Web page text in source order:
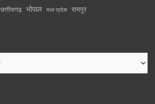
छत्तीसगढ़ भोपाल मध्य प्रदेश रायपुर